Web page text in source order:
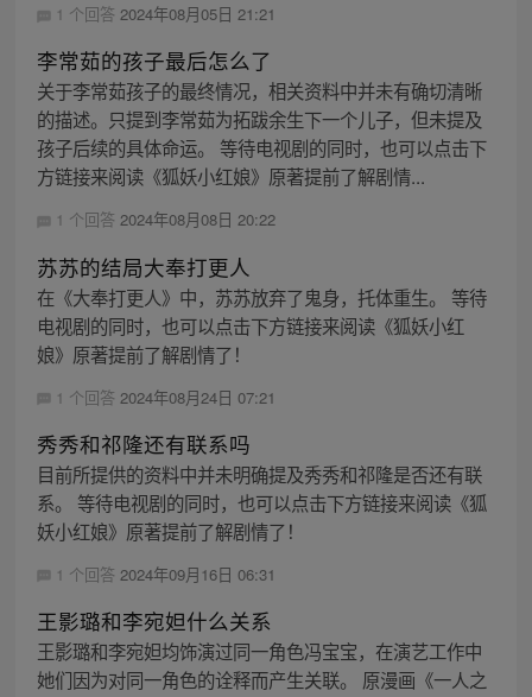
1 个回答 2024年08月05日 21:21
李常茹的孩子最后怎么了
关于李常茹孩子的最终情况，相关资料中并未有确切清晰
的描述。只提到李常茹为拓跋余生下一个儿子，但未提及
孩子后续的具体命运。 等待电视剧的同时，也可以点击下
方链接来阅读《狐妖小红娘》原著提前了解剧情...
1 个回答 2024年08月08日 20:22
苏苏的结局大奉打更人
在《大奉打更人》中，苏苏放弃了鬼身，托体重生。 等待
电视剧的同时，也可以点击下方链接来阅读《狐妖小红
娘》原著提前了解剧情了！
1 个回答 2024年08月24日 07:21
秀秀和祁隆还有联系吗
目前所提供的资料中并未明确提及秀秀和祁隆是否还有联
系。 等待电视剧的同时，也可以点击下方链接来阅读《狐
妖小红娘》原著提前了解剧情了！
1 个回答 2024年09月16日 06:31
王影璐和李宛妲什么关系
王影璐和李宛妲均饰演过同一角色冯宝宝，在演艺工作中
她们因为对同一角色的诠释而产生关联。 原漫画《一人之